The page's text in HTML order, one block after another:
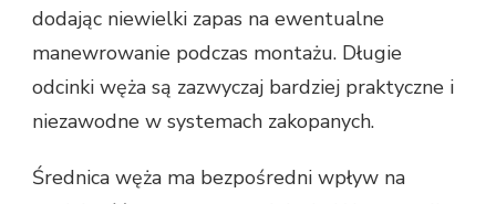
dodając niewielki zapas na ewentualne
manewrowanie podczas montażu. Długie
odcinki węża są zazwyczaj bardziej praktyczne i
niezawodne w systemach zakopanych.
Średnica węża ma bezpośredni wpływ na